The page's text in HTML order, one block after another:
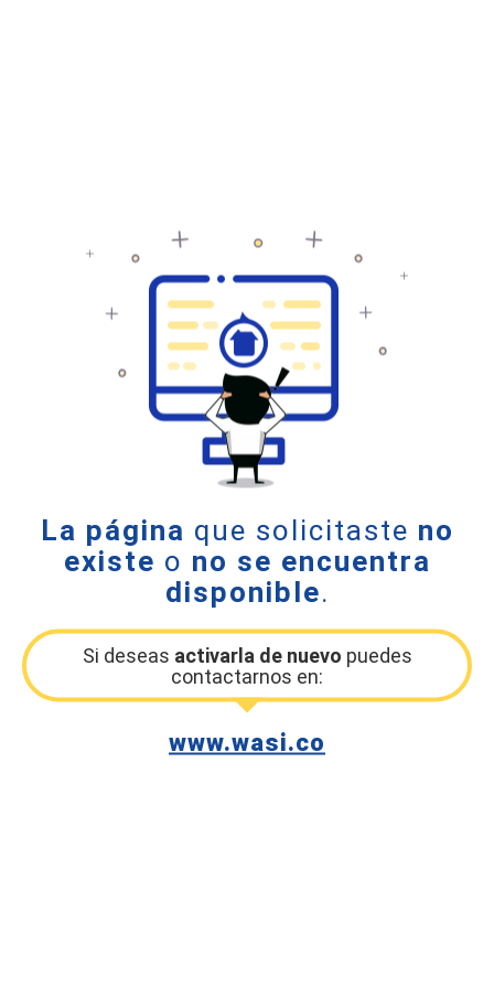
La página que solicitaste no
existe o no se encuentra
disponible.
Si deseas activarla de nuevo puedes
contactarnos en:
www.wasi.co